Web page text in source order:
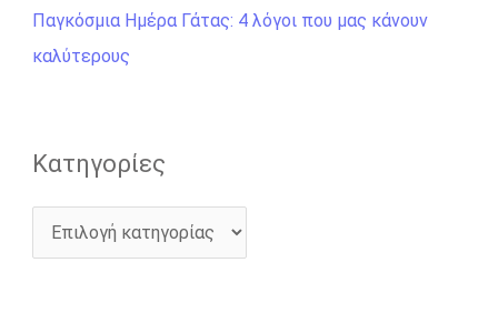
γ
ι
Παγκόσμια Ημέρα Γάτας: 4 λόγοι που μας κάνουν
καλύτερους
Kατηγορίες